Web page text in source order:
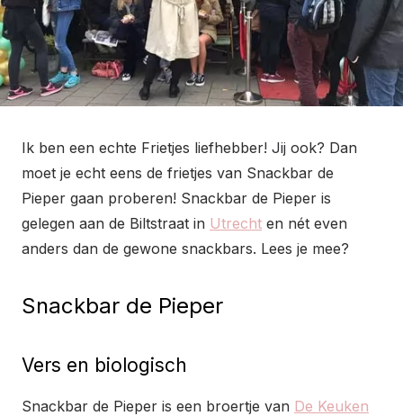
Ik ben een echte Frietjes liefhebber! Jij ook? Dan
moet je echt eens de frietjes van Snackbar de
Pieper gaan proberen! Snackbar de Pieper is
gelegen aan de Biltstraat in Utrecht en nét even
anders dan de gewone snackbars. Lees je mee?
Snackbar de Pieper
Vers en biologisch
Snackbar de Pieper is een broertje van De Keuken